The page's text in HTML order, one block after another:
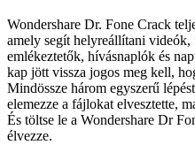
Wondershare Dr. Fone Crack
amely segít helyreállítani
emlékeztetők, hívásnaplók és
kap jött vissza jogos meg kell,
Mindössze három egyszerű
elemezze a fájlokat elvesztette,
És töltse le a Wondershare Dr
élvezze.